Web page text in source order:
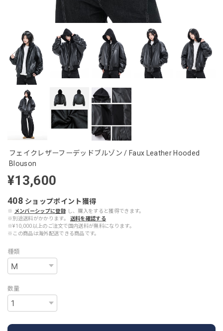
フェイクレザーフーデッドブルゾン / Faux Leather Hooded
Blouson
¥13,600
408 ショップポイント獲得
※ メンバーシップに登録 し、購入をすると獲得できます。
※別途送料がかかります。
送料を確認する
※¥10,000以上のご注文で国内送料が無料になります。
※この商品は海外配送できる商品です。
種類
数量